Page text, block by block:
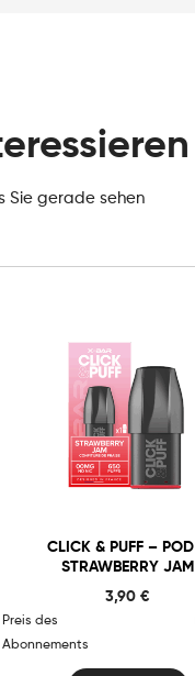
Sie gerade sehen
CLICK & PUFF –
STRAWBERRY JAM
3,90€
Preis des
Abonnements